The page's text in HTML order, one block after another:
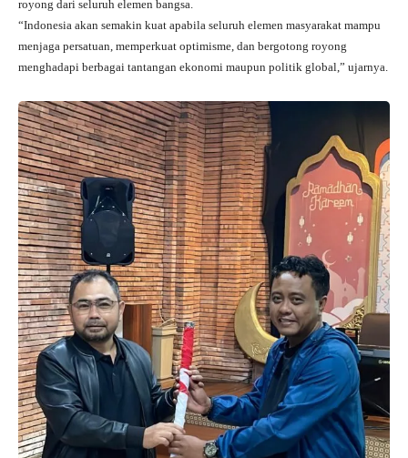
royong dari seluruh elemen bangsa.
“Indonesia akan semakin kuat apabila seluruh elemen masyarakat mampu
menjaga persatuan, memperkuat optimisme, dan bergotong royong
menghadapi berbagai tantangan ekonomi maupun politik global,” ujarnya.